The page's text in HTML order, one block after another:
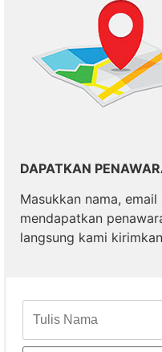
DAPATKAN
Masukkan nama,
mendapatkan
langsung kami